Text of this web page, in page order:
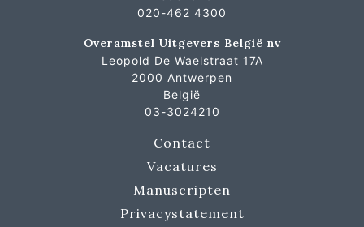
020-462 4300
Overamstel Uitgevers België nv
Leopold De Waelstraat 17A
2000 Antwerpen
België
03-3024210
Contact
Vacatures
Manuscripten
Privacystatement